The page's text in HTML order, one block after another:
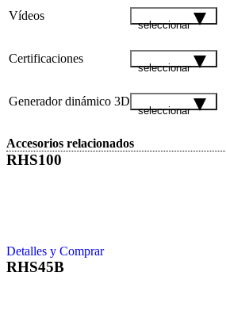
Vídeos
seleccionar
Certificaciones
seleccionar
Generador dinámico 3D
seleccionar
Accesorios relacionados
RHS100
Detalles y Comprar
RHS45B